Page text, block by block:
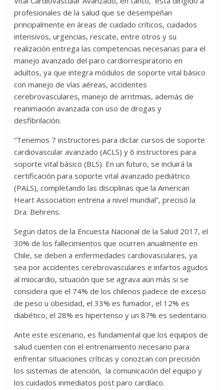
profesionales de la salud que se desempeñan
principalmente en áreas de cuidado críticos, cuidados
intensivos, urgencias, rescate, entre otros y su
realización entrega las competencias necesarias para el
manejo avanzado del paro cardiorrespiratorio en
adultos, ya que integra módulos de soporte vital básico
con manejo de vías aéreas, accidentes
cerebrovasculares, manejo de arritmias, además de
reanimación avanzada con uso de drogas y
desfibrilación.
“Tenemos 7 instructores para dictar cursos de soporte
cardiovascular avanzado (ACLS) y 6 instructores para
soporte vital básico (BLS). En un futuro, se incluirá la
certificación para soporte vital avanzado pediátrico
(PALS), completando las disciplinas que la American
Heart Association entrena a nivel mundial”, precisó la
Dra. Behrens.
Según datos de la Encuesta Nacional de la Salud 2017, el
30% de los fallecimientos que ocurren anualmente en
Chile, se deben a enfermedades cardiovasculares, ya
sea por accidentes cerebrovasculares e infartos agudos
al miocardio, situación que se agrava aún más si se
considera que el 74% de los chilenos padece de exceso
de peso u obesidad, el 33% es fumador, el 12% es
diabético, el 28% es hipertenso y un 87% es sedentario.
Ante este escenario, es fundamental que los equipos de
salud cuenten con el entrenamiento necesario para
enfrentar situaciones críticas y conozcan con precisión
los sistemas de atención, la comunicación del equipo y
los cuidados inmediatos post paro cardíaco.